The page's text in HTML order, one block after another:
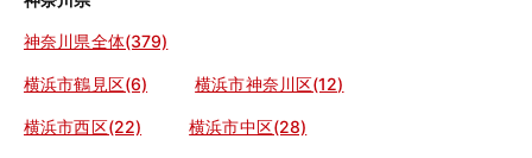
神奈川県全体(379)
横浜市鶴見区(6) 横浜市神奈川区(12)
横浜市西区(22) 横浜市中区(28)